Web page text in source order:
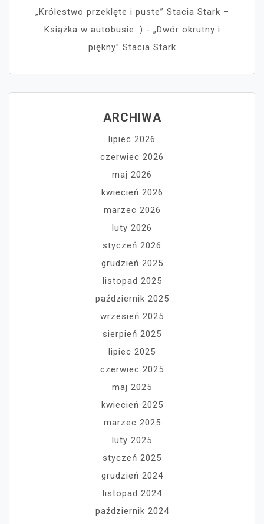
„Królestwo przeklęte i puste” Stacia Stark –
Książka w autobusie :) - „Dwór okrutny i
piękny” Stacia Stark
ARCHIWA
lipiec 2026
czerwiec 2026
maj 2026
kwiecień 2026
marzec 2026
luty 2026
styczeń 2026
grudzień 2025
listopad 2025
październik 2025
wrzesień 2025
sierpień 2025
lipiec 2025
czerwiec 2025
maj 2025
kwiecień 2025
marzec 2025
luty 2025
styczeń 2025
grudzień 2024
listopad 2024
październik 2024